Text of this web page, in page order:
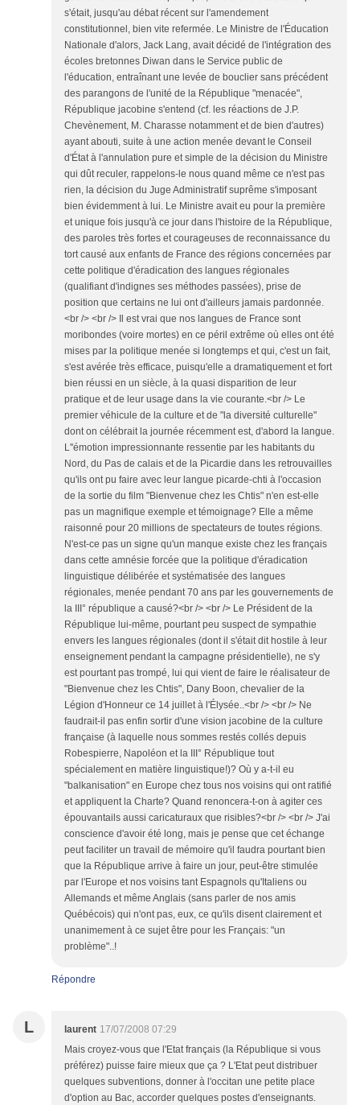
Répondre
L laurent 17/07/2008 07:29
Mais croyez-vous que l'Etat français (la République si vous
préférez) puisse faire mieux que ça ? L'Etat peut distribuer
quelques subventions, donner à l'occitan une petite place
d'option au Bac, accorder quelques postes d'enseignants.